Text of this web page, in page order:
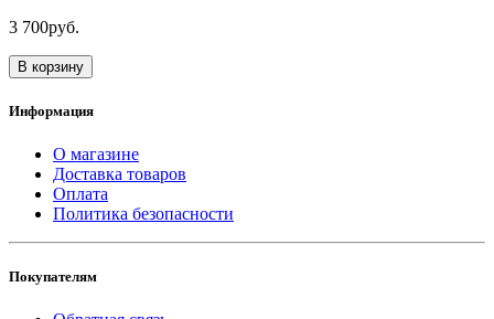
3 700руб.
В корзину
Информация
О магазине
Доставка товаров
Оплата
Политика безопасности
Покупателям